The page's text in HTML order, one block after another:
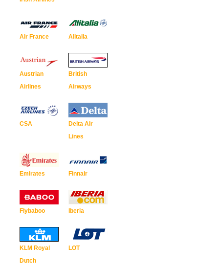
Air France Alitalia
Austrian
Airlines
British
Airways
CSA
Delta Air
Lines
Emirates Finnair
Flybaboo Iberia
KLM Royal
Dutch
LOT